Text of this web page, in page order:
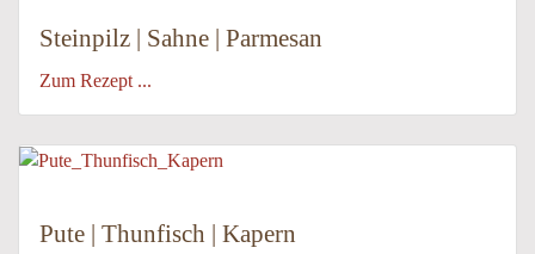
Steinpilz | Sahne | Parmesan
Zum Rezept ...
Pute | Thunfisch | Kapern